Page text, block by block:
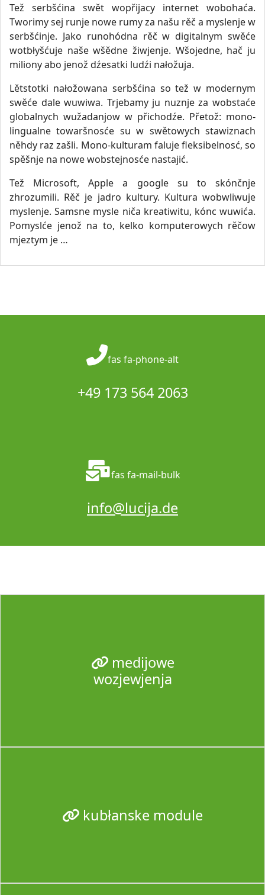
Tež serbšćina swět wopřijacy internet wobohaća.
Tworimy sej runje nowe rumy za našu rěč a myslenje w
serbšćinje. Jako runohódna rěč w digitalnym swěće
wotbłyšćuje naše wšědne žiwjenje. Wšojedne, hač ju
miliony abo jenož dźesatki ludźi nałožuja.
Lětstotki nałožowana serbšćina so tež w modernym
swěće dale wuwiwa. Trjebamy ju nuznje za wobstaće
globalnych wužadanjow w přichodźe. Přetož: mono-
lingualne towaršnosće su w swětowych stawiznach
něhdy raz zašli. Mono-kulturam faluje fleksibelnosć, so
spěšnje na nowe wobstejnosće nastajić.
Tež Microsoft, Apple a google su to skónčnje
zhrozumili. Rěč je jadro kultury. Kultura wobwliwuje
myslenje. Samsne mysle niča kreatiwitu, kónc wuwića.
Pomyslće jenož na to, kelko komputerowych rěčow
mjeztym je …
fas fa-phone-alt
+49 173 564 2063
fas fa-mail-bulk
info@lucija.de
medijowe
wozjewjenja
kubłanske module